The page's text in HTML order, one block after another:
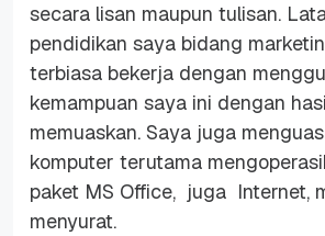
secara lisan maupun tulisan.
pendidikan saya bidang
terbiasa bekerja dengan
kemampuan saya ini dengan
memuaskan. Saya juga
komputer terutama
paket MS Office, juga Internet,
menyurat.